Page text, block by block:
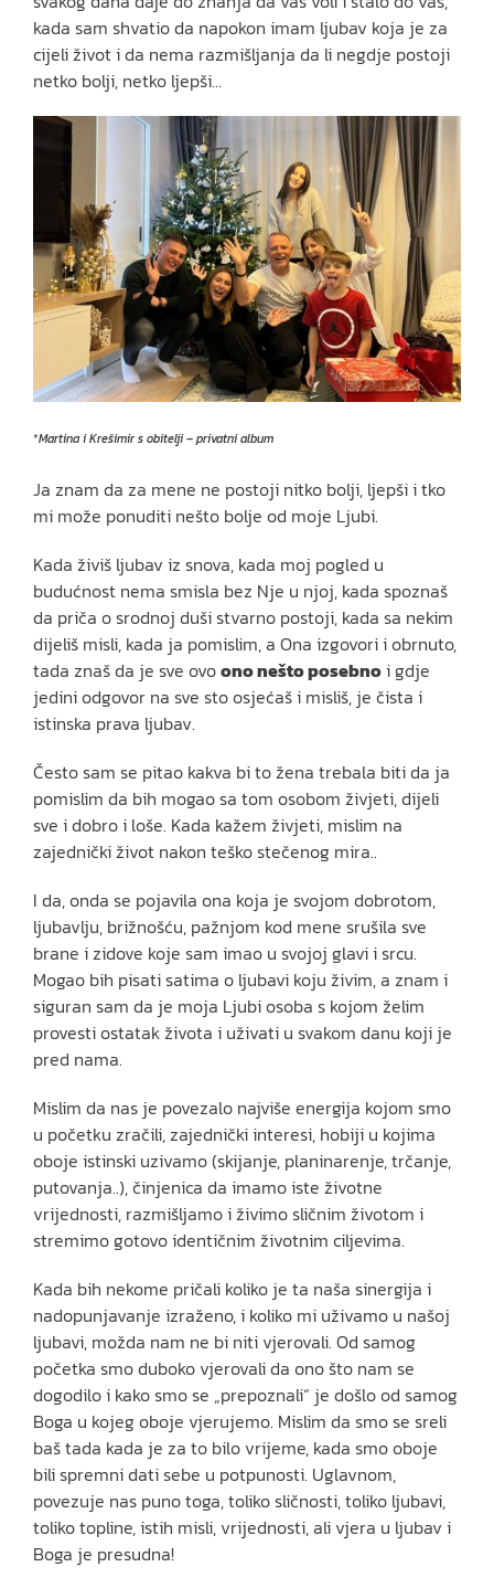
kada sam shvatio da napokon imam ljubav koja je za
cijeli život i da nema razmišljanja da li negdje postoji
netko bolji, netko ljepši…
*Martina i Krešimir s obitelji – privatni album
Ja znam da za mene ne postoji nitko bolji, ljepši i tko
mi može ponuditi nešto bolje od moje Ljubi.
Kada živiš ljubav iz snova, kada moj pogled u
budućnost nema smisla bez Nje u njoj, kada spoznaš
da priča o srodnoj duši stvarno postoji, kada sa nekim
dijeliš misli, kada ja pomislim, a Ona izgovori i obrnuto,
tada znaš da je sve ovoono nešto posebnoi gdje
jedini odgovor na sve sto osjećaš i misliš, je čista i
istinska prava ljubav.
Često sam se pitao kakva bi to žena trebala biti da ja
pomislim da bih mogao sa tom osobom živjeti, dijeli
sve i dobro i loše. Kada kažem živjeti, mislim na
zajednički život nakon teško stečenog mira..
I da, onda se pojavila ona koja je svojom dobrotom,
ljubavlju, brižnošću, pažnjom kod mene srušila sve
brane i zidove koje sam imao u svojoj glavi i srcu.
Mogao bih pisati satima o ljubavi koju živim, a znam i
siguran sam da je moja Ljubi osoba s kojom želim
provesti ostatak života i uživati u svakom danu koji je
pred nama.
Mislim da nas je povezalo najviše energija kojom smo
u početku zračili, zajednički interesi, hobiji u kojima
oboje istinski uzivamo (skijanje, planinarenje, trčanje,
putovanja..), činjenica da imamo iste životne
vrijednosti, razmišljamo i živimo sličnim životom i
stremimo gotovo identičnim životnim ciljevima.
Kada bih nekome pričali koliko je ta naša sinergija i
nadopunjavanje izraženo, i koliko mi uživamo u našoj
ljubavi, možda nam ne bi niti vjerovali. Od samog
početka smo duboko vjerovali da ono što nam se
dogodilo i kako smo se „prepoznali“ je došlo od samog
Boga u kojeg oboje vjerujemo. Mislim da smo se sreli
baš tada kada je za to bilo vrijeme, kada smo oboje
bili spremni dati sebe u potpunosti. Uglavnom,
povezuje nas puno toga, toliko sličnosti, toliko ljubavi,
toliko topline, istih misli, vrijednosti, ali vjera u ljubav i
Boga je presudna!